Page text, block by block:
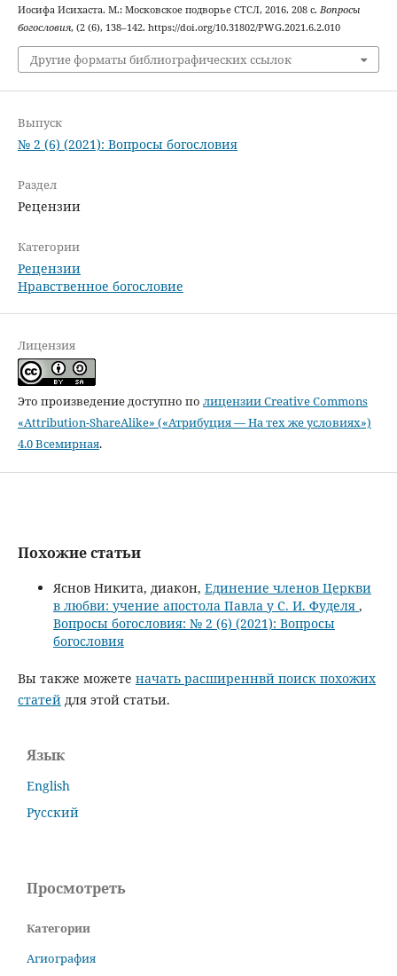
Иосифа Исихаста. М.: Московское подворье СТСЛ, 2016. 208 с. Вопросы
богословия, (2 (6), 138–142. https://doi.org/10.31802/PWG.2021.6.2.010
Другие форматы библиографических ссылок
Выпуск
№ 2 (6) (2021): Вопросы богословия
Раздел
Рецензии
Категории
Рецензии
Нравственное богословие
Лицензия
Это произведение доступно по лицензии Creative Commons
«Attribution-ShareAlike» («Атрибуция — На тех же условиях»)
4.0 Всемирная.
Похожие статьи
Яснов Никита, диакон, Единение членов Церкви
в любви: учение апостола Павла у С. И. Фуделя ,
Вопросы богословия: № 2 (6) (2021): Вопросы
богословия
Вы также можете начать расширеннвй поиск похожих
статейдля этой статьи.
Язык
English
Русский
Просмотреть
Категории
Агиография